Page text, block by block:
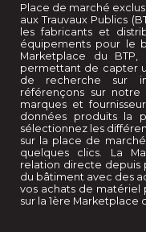
Place de marché
aux Trauvaux Publics
les fabricants et
équipements pour le
Marketplace du
permettant de capter
de recherche sur
référençons sur
marques et
données produits la
sélectionnez les
sur la place de
quelques clics. La
relation directe depuis
du bâtiment avec des
vos achats de
sur la 1ère Marketplace